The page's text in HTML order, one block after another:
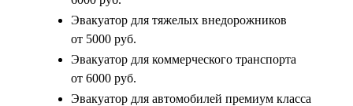
Эвакуатор для тяжелых внедорожников
от 5000 руб.
Эвакуатор для коммерческого транспорта
от 6000 руб.
Эвакуатор для автомобилей премиум класса